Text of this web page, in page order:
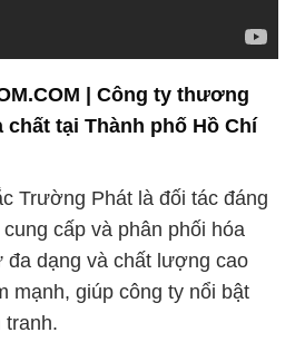
| Công ty thương
chất tại Thành phố Hồ Chí
Trường Phát là đối tác đáng
cấp và phân phối hóa
đa dạng và chất lượng cao
mạnh, giúp công ty nổi bật
tranh.